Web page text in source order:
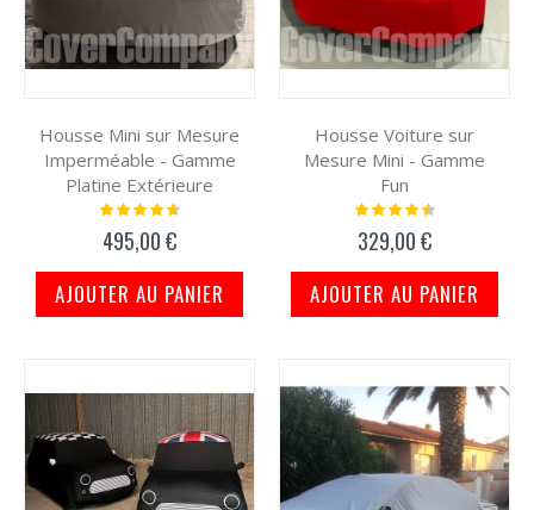
Housse Mini sur Mesure
Imperméable - Gamme
Platine Extérieure
Notation:
495,00 €
AJOUTER AU PANIER
Housse Voiture sur
Mesure Mini - Gamme
Fun
Notation:
329,00 €
AJOUTER AU PANIER